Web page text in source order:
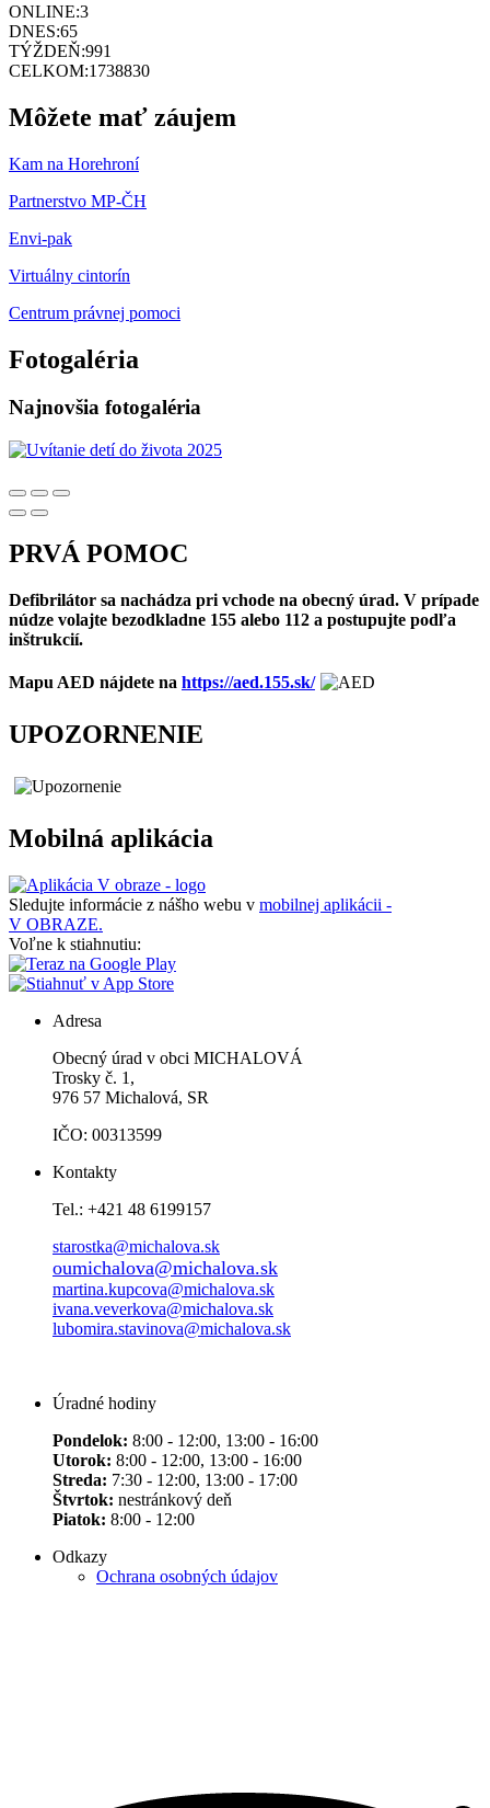
ONLINE:3
DNES:65
TÝŽDEŇ:991
CELKOM:1738830
Môžete mať záujem
Kam na Horehroní
Partnerstvo MP-ČH
Envi-pak
Virtuálny cintorín
Centrum právnej pomoci
Fotogaléria
Najnovšia fotogaléria
PRVÁ POMOC
Defibrilátor sa nachádza pri vchode na obecný úrad. V prípade
núdze volajte bezodkladne 155 alebo 112 a postupujte podľa
inštrukcií.
Mapu AED nájdete na https://aed.155.sk/
UPOZORNENIE
Mobilná aplikácia
Sledujte informácie z nášho webu v mobilnej aplikácii -
V OBRAZE.
Voľne k stiahnutiu:
Adresa
Obecný úrad v obci MICHALOVÁ
Trosky č. 1,
976 57 Michalová, SR
IČO: 00313599
Kontakty
Tel.: +421 48 6199157
starostka@michalova.sk
oumichalova@michalova.sk
martina.kupcova@michalova.sk
ivana.veverkova@michalova.sk
lubomira.stavinova@michalova.sk
Úradné hodiny
Pondelok: 8:00 - 12:00, 13:00 - 16:00
Utorok: 8:00 - 12:00, 13:00 - 16:00
Streda: 7:30 - 12:00, 13:00 - 17:00
Štvrtok: nestránkový deň
Piatok: 8:00 - 12:00
Odkazy
Ochrana osobných údajov